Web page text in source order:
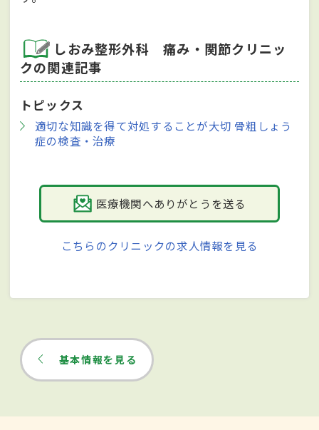
しおみ整形外科 痛み・関節クリニッ
クの関連記事
トピックス
適切な知識を得て対処することが大切 骨粗しょう
症の検査・治療
医療機関へありがとうを送る
こちらのクリニックの求人情報を見る
基本情報を見る